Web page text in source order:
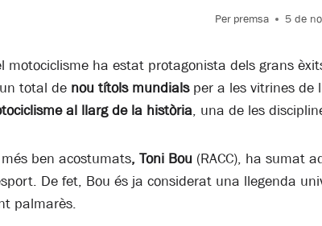
Per premsa 5 de
motociclisme ha estat protagonista dels grans
total de nou títols mundialsper a les vitrines de
al llarg de la història, una de les
ben acostumats, Toni Bou (RACC), ha sumat
De fet, Bou és ja considerat una llegenda
palmarès.